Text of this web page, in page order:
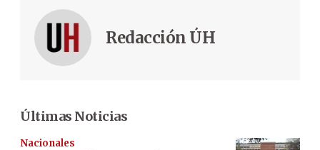
Redacción ÚH
Últimas Noticias
Nacionales